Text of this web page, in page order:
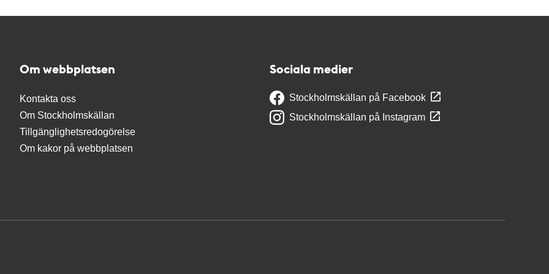
Om webbplatsen
Kontakta oss
Om Stockholmskällan
Tillgänglighetsredogörelse
Om kakor på webbplatsen
Sociala medier
Stockholmskällan på Facebook
Stockholmskällan på Instagram